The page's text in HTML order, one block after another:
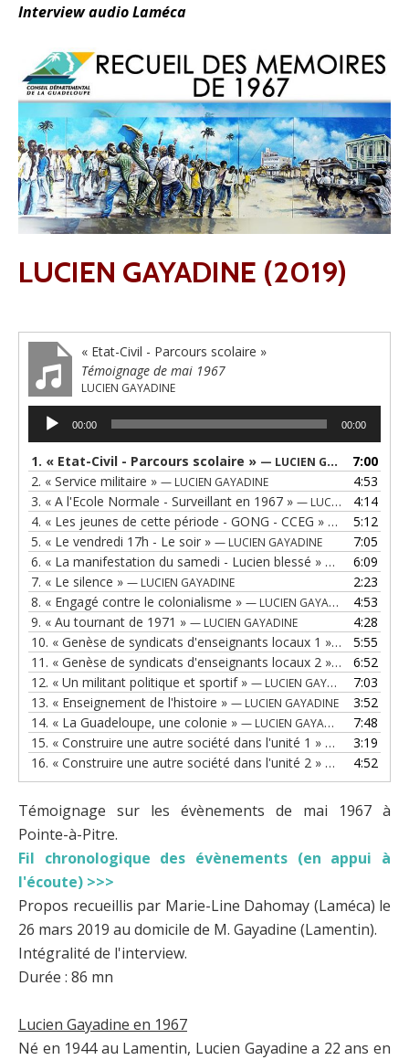
Interview audio Laméca
LUCIEN GAYADINE (2019)
« Etat-Civil - Parcours scolaire »
Témoignage de mai 1967
LUCIEN GAYADINE
Lecteur
audio
00:00 00:00
1. « Etat-Civil - Parcours scolaire » — LUCIEN GAYADINE
7:00
2. « Service militaire » — LUCIEN GAYADINE
4:53
3. « A l'Ecole Normale - Surveillant en 1967 » — LUCIEN GAYADINE
4:14
4. « Les jeunes de cette période - GONG - CCEG » — GAYADINE
5:12
5. « Le vendredi 17h - Le soir » — LUCIEN GAYADINE
7:05
6. « La manifestation du samedi - Lucien blessé » — LUCIEN
6:09
7. « Le silence » — LUCIEN GAYADINE
2:23
8. « Engagé contre le colonialisme » — LUCIEN GAYADINE
4:53
9. « Au tournant de 1971 » — LUCIEN GAYADINE
4:28
10. « Genèse de syndicats d'enseignants locaux 1 » — LUCIEN
5:55
11. « Genèse de syndicats d'enseignants locaux 2 » — LUCIEN
6:52
12. « Un militant politique et sportif » — LUCIEN GAYADINE
7:03
13. « Enseignement de l'histoire » — LUCIEN GAYADINE
3:52
14. « La Guadeloupe, une colonie » — LUCIEN GAYADINE
7:48
15. « Construire une autre société dans l'unité 1 » — LUCIEN
3:19
16. « Construire une autre société dans l'unité 2 » — LUCIEN
4:52
Témoignage sur les évènements de mai 1967 à
Pointe-à-Pitre.
Fil chronologique des évènements (en appui à
l'écoute) >>>
Propos recueillis par Marie-Line Dahomay (Laméca) le
26 mars 2019 au domicile de M. Gayadine (Lamentin).
Intégralité de l'interview.
Durée : 86 mn
Lucien Gayadine en 1967
Né en 1944 au Lamentin, Lucien Gayadine a 22 ans en